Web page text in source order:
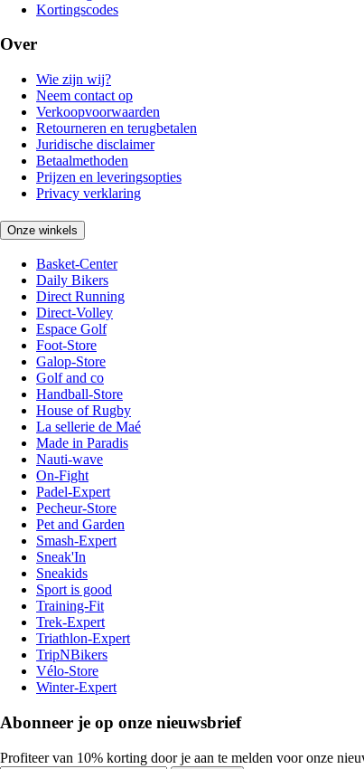
Kortingscodes
Over
Wie zijn wij?
Neem contact op
Verkoopvoorwaarden
Retourneren en terugbetalen
Juridische disclaimer
Betaalmethoden
Prijzen en leveringsopties
Privacy verklaring
Onze winkels
Basket-Center
Daily Bikers
Direct Running
Direct-Volley
Espace Golf
Foot-Store
Galop-Store
Golf and co
Handball-Store
House of Rugby
La sellerie de Maé
Made in Paradis
Nauti-wave
On-Fight
Padel-Expert
Pecheur-Store
Pet and Garden
Smash-Expert
Sneak'In
Sneakids
Sport is good
Training-Fit
Trek-Expert
Triathlon-Expert
TripNBikers
Vélo-Store
Winter-Expert
Abonneer je op onze nieuwsbrief
Profiteer van 10% korting door je aan te melden voor onze